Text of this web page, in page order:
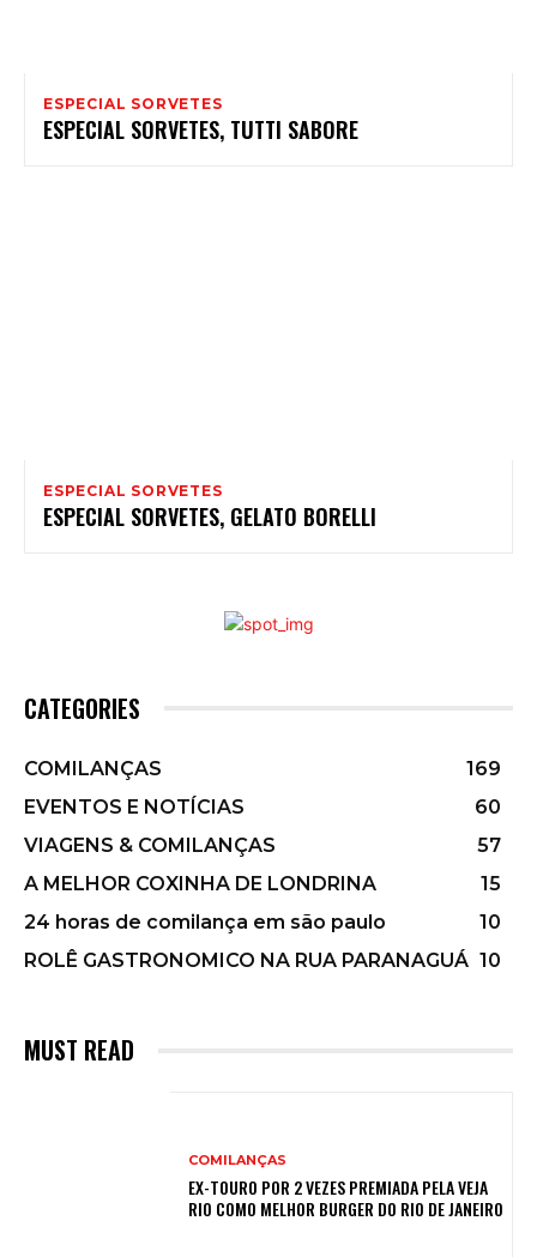
ESPECIAL SORVETES
ESPECIAL SORVETES, TUTTI SABORE
ESPECIAL SORVETES
ESPECIAL SORVETES, GELATO BORELLI
CATEGORIES
COMILANÇAS
169
EVENTOS E NOTÍCIAS
60
VIAGENS & COMILANÇAS
57
A MELHOR COXINHA DE LONDRINA
15
24 horas de comilança em são paulo
10
ROLÊ GASTRONOMICO NA RUA PARANAGUÁ 10
MUST READ
COMILANÇAS
EX-TOURO POR 2 VEZES PREMIADA PELA VEJA
RIO COMO MELHOR BURGER DO RIO DE JANEIRO